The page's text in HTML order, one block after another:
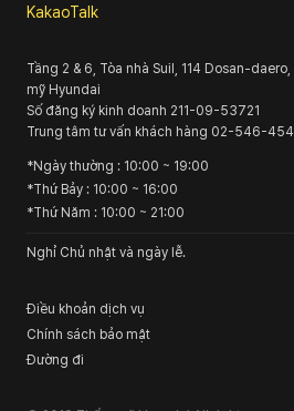
KakaoTalk
Tầng 2 & 6, Tòa nhà Suil, 114 Dosan-
mỹ Hyundai
Số đăng ký kinh doanh 211-09-53721
Trung tâm tư vấn khách hàng 02-546-
*Ngày thường : 10:00 ~ 19:00
*Thứ Bảy : 10:00 ~ 16:00
*Thứ Năm : 10:00 ~ 21:00
Nghỉ Chủ nhật và ngày lễ.
Điều khoản dịch vụ
Chính sách bảo mật
Đường đi